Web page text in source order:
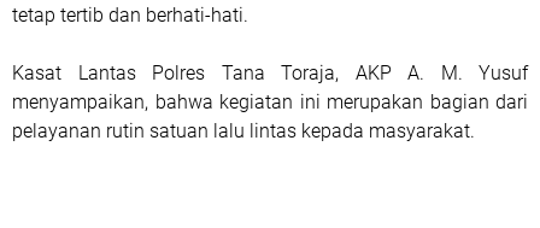
tetap tertib dan berhati-hati.
Kasat Lantas Polres Tana Toraja, AKP A. M. Yusuf
menyampaikan, bahwa kegiatan ini merupakan bagian dari
pelayanan rutin satuan lalu lintas kepada masyarakat.